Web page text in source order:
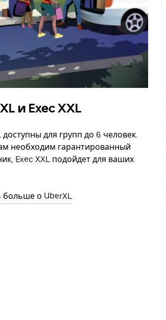
и Exec XXL
доступны для групп до 6 человек.
необходим гарантированный
Exec XXL подойдет для ваших
больше о UberXL